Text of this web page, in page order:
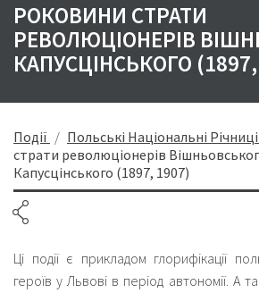
РОКОВИНИ СТРАТИ
РЕВОЛЮЦІОНЕРІВ
КАПУСЦІНСЬКОГО (1897,
Події Польські Національні Річниці
страти революціонерів
Капусцінського (1897, 1907)
Ці події є прикладом глорифікації
героїв у Львові в період автономії. А